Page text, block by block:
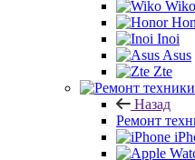
Wiko
Inoi
Asus
Zte
Назад
Ремонт